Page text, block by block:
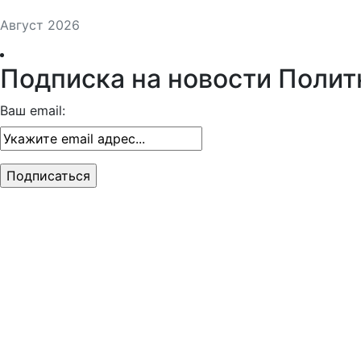
Август 2026
Подписка на новости
Ваш email: